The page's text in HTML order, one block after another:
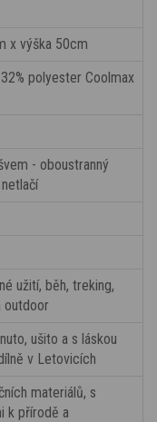
x výška 50cm
polyester Coolmax
- oboustranný
užití, běh, treking,
outdoor
ušito a s láskou
v Letovicích
materiálů, s
k přírodě a